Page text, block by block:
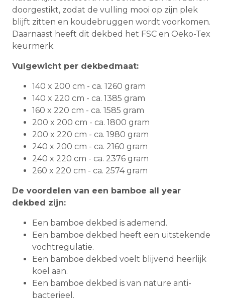
doorgestikt, zodat de vulling mooi op zijn plek
blijft zitten en koudebruggen wordt voorkomen.
Daarnaast heeft dit dekbed het FSC en Oeko-Tex
keurmerk.
Vulgewicht per dekbedmaat:
140 x 200 cm - ca. 1260 gram
140 x 220 cm - ca. 1385 gram
160 x 220 cm - ca. 1585 gram
200 x 200 cm - ca. 1800 gram
200 x 220 cm - ca. 1980 gram
240 x 200 cm - ca. 2160 gram
240 x 220 cm - ca. 2376 gram
260 x 220 cm - ca. 2574 gram
De voordelen van een bamboe all year
dekbed zijn:
Een bamboe dekbed is ademend.
Een bamboe dekbed heeft een uitstekende
vochtregulatie.
Een bamboe dekbed voelt blijvend heerlijk
koel aan.
Een bamboe dekbed is van nature anti-
bacterieel.